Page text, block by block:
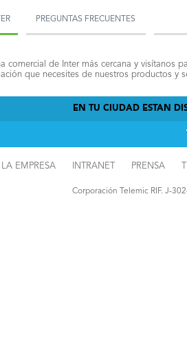
PREGUNTAS FRECUENTES
comercial de Inter más cercana y visítanos
que necesites de nuestros productos y
EN TU CIUDAD ESTAN
LA EMPRESA INTRANET PRENSA
Corporación Telemic RIF. J-